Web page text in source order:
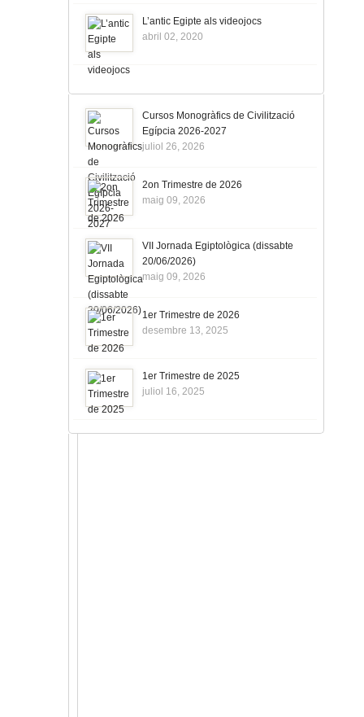
L’antic Egipte als videojocs
abril 02, 2020
Cursos Monogràfics de Civilització
Egípcia 2026-2027
juliol 26, 2026
2on Trimestre de 2026
maig 09, 2026
VII Jornada Egiptològica (dissabte
20/06/2026)
maig 09, 2026
1er Trimestre de 2026
desembre 13, 2025
1er Trimestre de 2025
juliol 16, 2025